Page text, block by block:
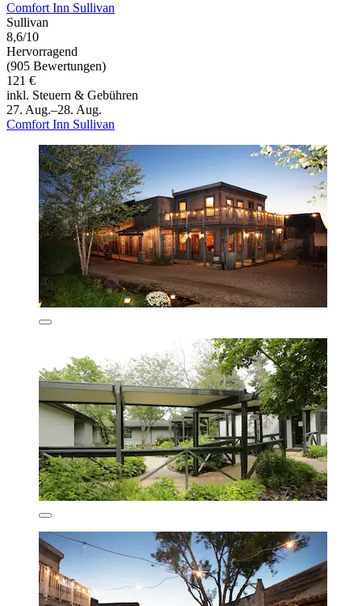
Comfort Inn Sullivan
Sullivan
8,6/10
Hervorragend
(905 Bewertungen)
121 €
inkl. Steuern & Gebühren
27. Aug.–28. Aug.
Comfort Inn Sullivan